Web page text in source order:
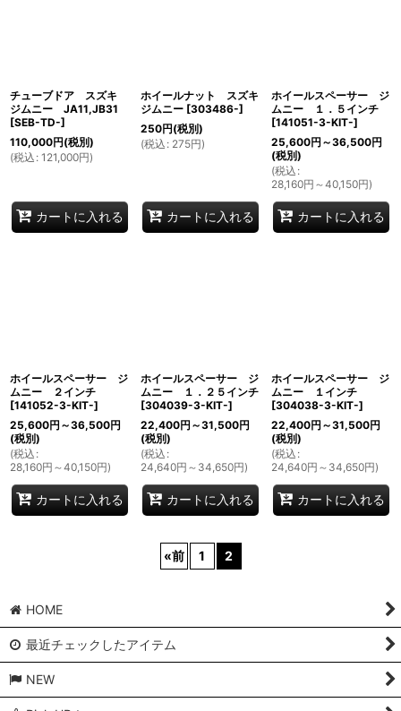
チューブドア スズキ
ジムニー JA11,JB31
[SEB-TD-]
110,000円(税別)
(税込 : 121,000円)
カートに入れる
ホイールナット スズキ
ジムニー [303486-]
250円(税別)
(税込 : 275円)
カートに入れる
ホイールスペーサー ジ
ムニー １．５インチ
[141051-3-KIT-]
25,600円 ～36,500円
(税別)
(税込 :
28,160円 ～40,150円)
カートに入れる
ホイールスペーサー ジ
ムニー ２インチ
[141052-3-KIT-]
25,600円 ～36,500円
(税別)
(税込 :
28,160円 ～40,150円)
カートに入れる
ホイールスペーサー ジ
ムニー １．２５インチ
[304039-3-KIT-]
22,400円 ～31,500円
(税別)
(税込 :
24,640円 ～34,650円)
カートに入れる
ホイールスペーサー ジ
ムニー １インチ
[304038-3-KIT-]
22,400円 ～31,500円
(税別)
(税込 :
24,640円 ～34,650円)
カートに入れる
«前 1 2
HOME
最近チェックしたアイテム
NEW